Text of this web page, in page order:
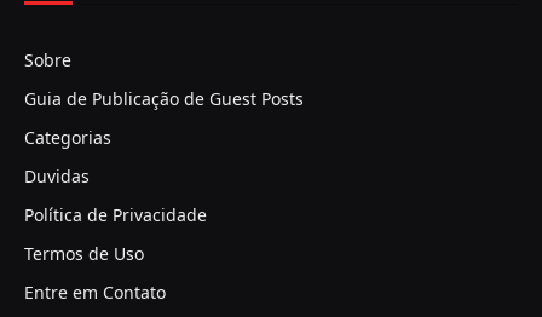
Sobre
Guia de Publicação de Guest Posts
Categorias
Duvidas
Política de Privacidade
Termos de Uso
Entre em Contato